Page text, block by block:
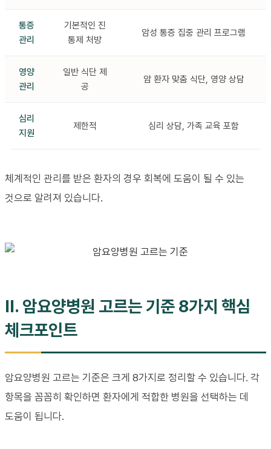
통증
관리
기본적인 진
통제 처방
암성 통증 집중 관리 프로그램
영양
관리
일반 식단 제
공
암 환자 맞춤 식단, 영양 상담
심리
지원
제한적 심리 상담, 가족 교육 포함
체계적인 관리를 받은 환자의 경우 회복에 도움이 될 수 있는
것으로 알려져 있습니다.
II. 암요양병원 고르는 기준 8가지 핵심
체크포인트
암요양병원 고르는 기준은 크게 8가지로 정리할 수 있습니다. 각
항목을 꼼꼼히 확인하면 환자에게 적합한 병원을 선택하는 데
도움이 됩니다.